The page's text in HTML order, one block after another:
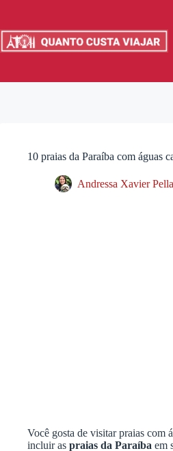
o
conteúdo
10 praias da Paraíba com águas
Andressa Xavier
Você gosta de visitar praias com
incluir as praias da Paraíba em